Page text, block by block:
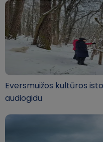
Eversmuižos kultūros
audiogidu